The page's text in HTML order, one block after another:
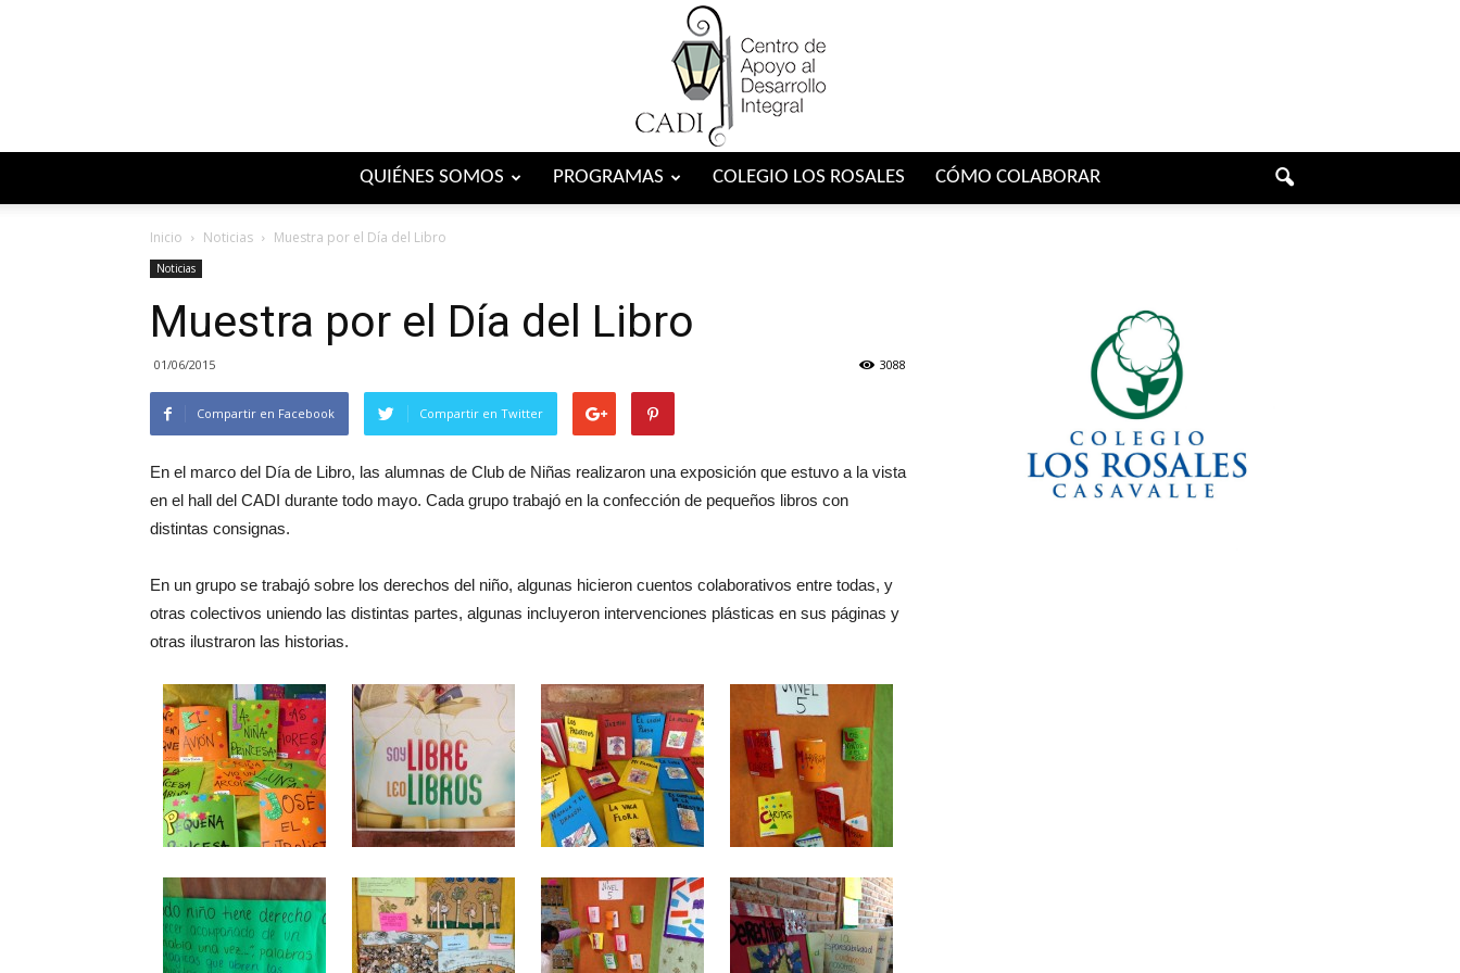
QUIÉNES SOMOS PROGRAMAS COLEGIO LOS ROSALES CÓMO COLABORAR
Inicio Noticias Muestra por el Día del Libro
Noticias
Muestra por el Día del Libro
01/06/2015 3088
Compartir en Facebook Compartir en Twitter
En el marco del Día de Libro, las alumnas de Club de Niñas realizaron una exposición que estuvo a la vista
en el hall del CADI durante todo mayo. Cada grupo trabajó en la confección de pequeños libros con
distintas consignas.
En un grupo se trabajó sobre los derechos del niño, algunas hicieron cuentos colaborativos entre todas, y
otras colectivos uniendo las distintas partes, algunas incluyeron intervenciones plásticas en sus páginas y
otras ilustraron las historias.